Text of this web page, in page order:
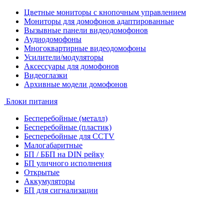
Цветные мониторы с кнопочным управлением
Мониторы для домофонов адаптированные
Вызывные панели видеодомофонов
Аудиодомофоны
Многоквартирные видеодомофоны
Усилители/модуляторы
Аксессуары для домофонов
Видеоглазки
Архивные модели домофонов
Блоки питания
Бесперебойные (металл)
Бесперебойные (пластик)
Бесперебойные для CCTV
Малогабаритные
БП / ББП на DIN рейку
БП уличного исполнения
Открытые
Аккумуляторы
БП для сигнализации